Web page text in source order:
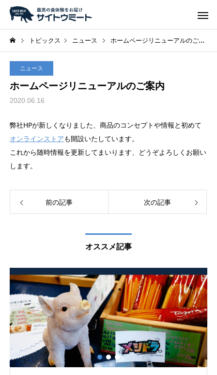
トピックス ニュース ホームページリニューアルのご案内
ニュース
ホームページリニューアルのご案内
2020.06.16
弊社HPが新しくなりました、商品のコンセプトや情報と初めて
オンラインストアも開設いたしています。
これから随時情報を更新してまいります、どうぞよろしくお願い
します。
前の記事 次の記事
オススメ記事